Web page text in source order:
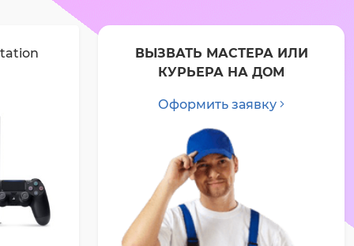
ВЫЗВАТЬ МАСТЕРА ИЛИ
КУРЬЕРА НА ДОМ
Оформить заявку